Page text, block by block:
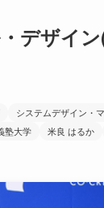
デザイ
システムデザイン・
塾大学 米良 はるか